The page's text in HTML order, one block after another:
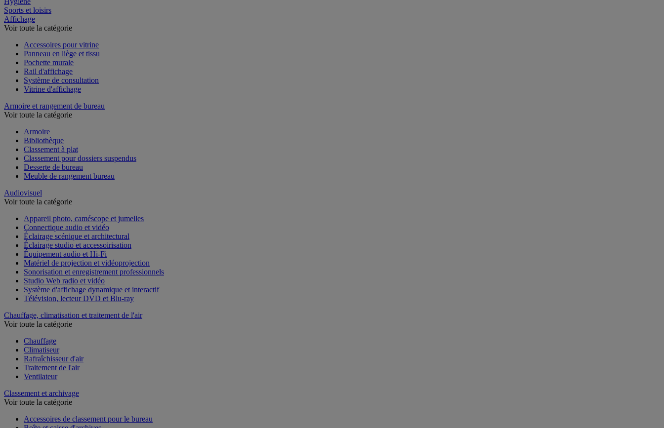
Sports et loisirs
Affichage
Voir toute la catégorie
Accessoires pour vitrine
Panneau en liège et tissu
Pochette murale
Rail d'affichage
Système de consultation
Vitrine d'affichage
Armoire et rangement de bureau
Voir toute la catégorie
Armoire
Bibliothèque
Classement à plat
Classement pour dossiers suspendus
Desserte de bureau
Meuble de rangement bureau
Audiovisuel
Voir toute la catégorie
Appareil photo, caméscope et jumelles
Connectique audio et vidéo
Éclairage scénique et architectural
Éclairage studio et accessoirisation
Équipement audio et Hi-Fi
Matériel de projection et vidéoprojection
Sonorisation et enregistrement professionnels
Studio Web radio et vidéo
Système d'affichage dynamique et interactif
Télévision, lecteur DVD et Blu-ray
Chauffage, climatisation et traitement de l'air
Voir toute la catégorie
Chauffage
Climatiseur
Rafraîchisseur d'air
Traitement de l'air
Ventilateur
Classement et archivage
Voir toute la catégorie
Accessoires de classement pour le bureau